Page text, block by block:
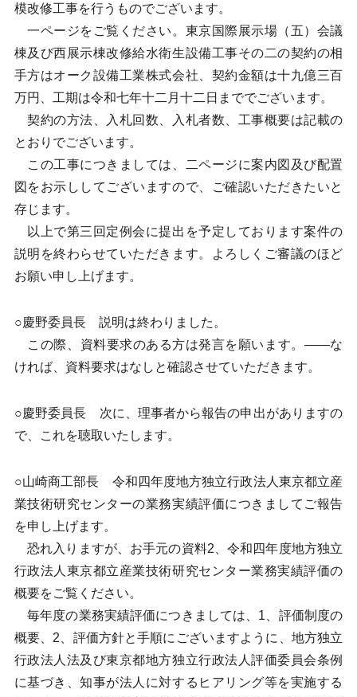
模改修工事を行うものでございます。
一ページをご覧ください。東京国際展示場（五）会議
棟及び西展示棟改修給水衛生設備工事その二の契約の相
手方はオーク設備工業株式会社、契約金額は十九億三百
万円、工期は令和七年十二月十二日まででございます。
契約の方法、入札回数、入札者数、工事概要は記載の
とおりでございます。
この工事につきましては、二ページに案内図及び配置
図をお示ししてございますので、ご確認いただきたいと
存じます。
以上で第三回定例会に提出を予定しております案件の
説明を終わらせていただきます。よろしくご審議のほど
お願い申し上げます。
○慶野委員長 説明は終わりました。
この際、資料要求のある方は発言を願います。——な
ければ、資料要求はなしと確認させていただきます。
○慶野委員長 次に、理事者から報告の申出がありますの
で、これを聴取いたします。
○山崎商工部長 令和四年度地方独立行政法人東京都立産
業技術研究センターの業務実績評価につきましてご報告
を申し上げます。
恐れ入りますが、お手元の資料2、令和四年度地方独立
行政法人東京都立産業技術研究センター業務実績評価の
概要をご覧ください。
毎年度の業務実績評価につきましては、1、評価制度の
概要、2、評価方針と手順にございますように、地方独立
行政法人法及び東京都地方独立行政法人評価委員会条例
に基づき、知事が法人に対するヒアリング等を実施する